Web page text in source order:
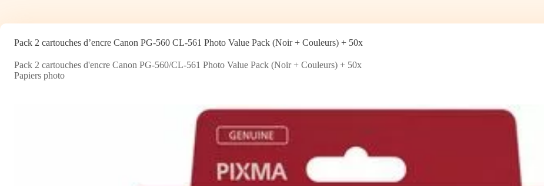
Pack 2 cartouches d’encre Canon PG-560 CL-561 Photo Value Pack (Noir + Couleurs) + 50x
Pack 2 cartouches d'encre Canon PG-560/CL-561 Photo Value Pack (Noir + Couleurs) + 50x
Papiers photo